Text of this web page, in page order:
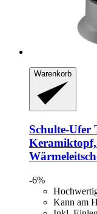
Warenkorb
Schulte-Ufer
Keramiktopf,
-6%
Kann am